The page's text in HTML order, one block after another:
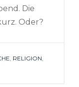
Die
Oder?
RELIGION